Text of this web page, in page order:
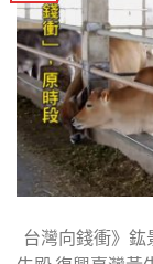
台灣向錢衝》鈜